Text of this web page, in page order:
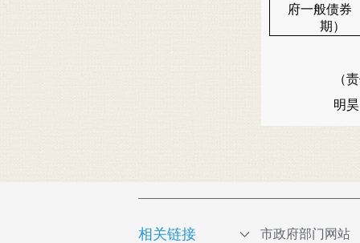
府一般债券
期）
（
明
相关链接 市政府部门网站